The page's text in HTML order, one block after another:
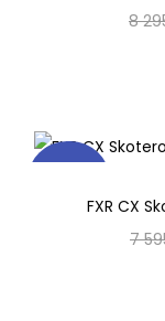
8
FXR CX
7